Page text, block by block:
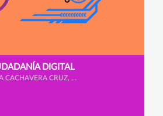
DIGITAL
Secundaria, ALEJANDRA CACHAVERA CRUZ, ALEJANDRA NIETO ALCAIDE y CARLOS GARCÍA ALONSO